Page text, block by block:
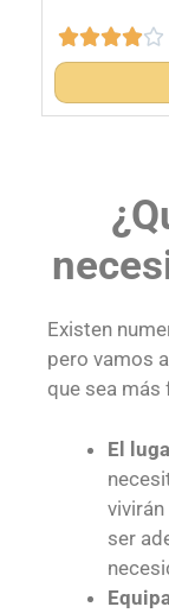

Existen
pero vamos
que sea más
El
ser